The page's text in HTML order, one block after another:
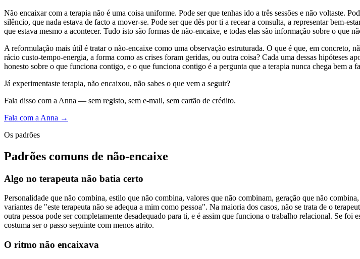
Não encaixar com a terapia não é uma coisa uniforme. Pode ser que tenhas ido a três sessões e não voltaste.
silêncio, que nada estava de facto a mover-se. Pode ser que dês por ti a recear a consulta, a representar bem-
que estava mesmo a acontecer. Tudo isto são formas de não-encaixe, e todas elas são informação sobre o que
A reformulação mais útil é tratar o não-encaixe como uma observação estruturada. O que é que, em
rácio custo-tempo-energia, a forma como as crises foram geridas, ou outra coisa? Cada uma dessas
honesto sobre o que funciona contigo, e o que funciona contigo é a pergunta que a terapia nunca chega bem a
Já experimentaste terapia, não encaixou, não sabes o que vem a seguir?
Fala disso com a Anna — sem registo, sem e-mail, sem cartão de crédito.
Fala com a Anna →
Os padrões
Padrões comuns de não-encaixe
Algo no terapeuta não batia certo
Personalidade que não combina, estilo que não combina, valores que não combinam, geração que não
variantes de "este terapeuta não se adequa a mim como pessoa". Na maioria dos casos, não se trata de o
outra pessoa pode ser completamente desadequado para ti, e é assim que funciona o trabalho relacional. Se
costuma ser o passo seguinte com menos atrito.
O ritmo não encaixava